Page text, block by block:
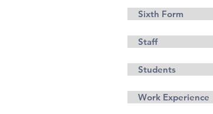
Sixth Form
Staff
Students
Work Experience